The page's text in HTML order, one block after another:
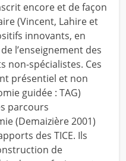
encore et de façon
(Vincent, Lahire et
innovants, en
l’enseignement des
non-spécialistes. Ces
présentiel et non
guidée : TAG)
parcours
(Demaizière 2001)
des TICE. Ils
de